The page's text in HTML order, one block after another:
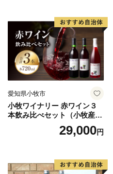
愛知県小牧市
小牧ワイナリー 赤ワイン３
本飲み比べセット（小牧産ぶ
どう100％使用）29,000円